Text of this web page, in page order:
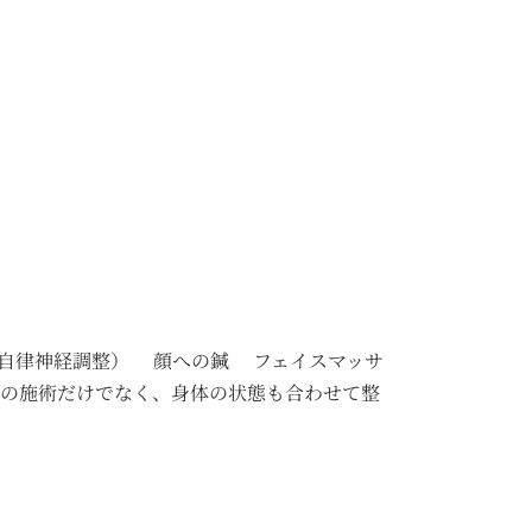
律神経調整） 顔への鍼 フェイスマッサ
術だけでなく、身体の状態も合わせて整